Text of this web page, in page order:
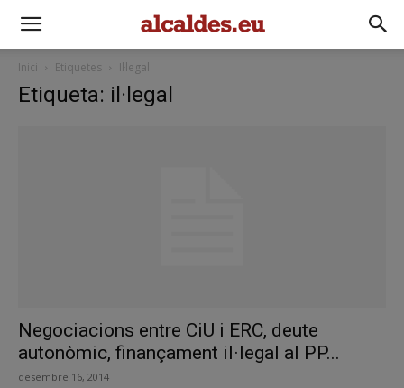
Inici Etiquetes Il·legal
Etiqueta: il·legal
Negociacions entre CiU i ERC, deute
autonòmic, finançament il·legal al PP...
desembre 16, 2014